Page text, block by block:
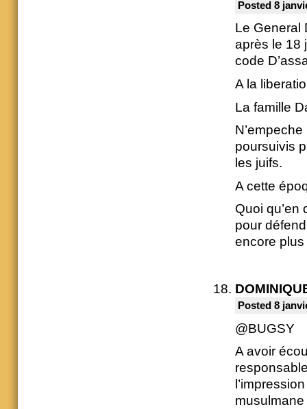
Posted 8
Le General
après le 18
code
A la
La famille
poursuivis
les juifs.
A cette
Quoi qu’en
pour
encore
Posted 8
@BUGSY
A avoir